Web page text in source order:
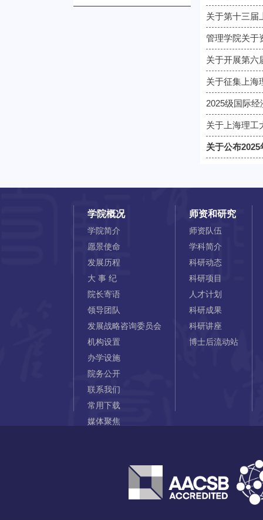
关于第十三届
管理学院关于
关于开展第六
关于征集上海
2025级国际
关于上海理工
关于公布
学院概况
学院简介
愿景使命
发展历程
大 事 纪
院长寄语
领导团队
发展战略咨询委员会
机构设置
办学设施
院务公开
联系我们
常用下载
媒体聚焦
师资和研究
师资队伍
学科简介
科研动态
科研项目
人才计划
科研成果
科研讲座
博士后流动站